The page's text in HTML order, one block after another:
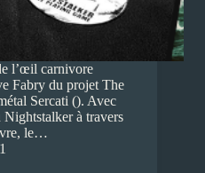
l’œil carnivore
Fabry du projet The
Sercati (). Avec
à travers
le…